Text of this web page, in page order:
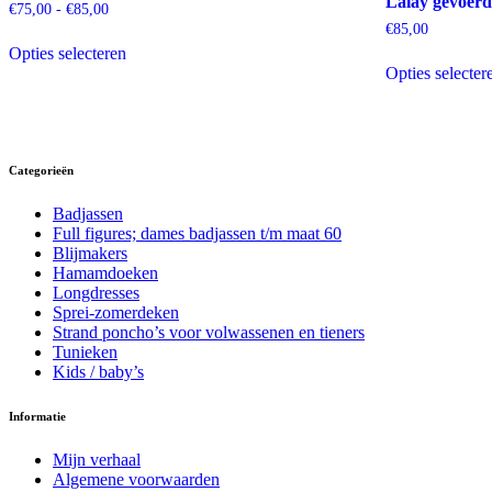
€75,00 - €85,00Prijsklasse:
€85,00
Opties selecterenproduct
op
de
productpagina
€85,00
Opties
Categorieën
Badjassen
Full figures; dames badjassen t/m maat 60
Blijmakers
Hamamdoeken
Longdresses
Sprei-zomerdeken
Strand poncho’s voor volwassenen en tieners
Tunieken
Kids / baby’s
Informatie
Mijn verhaal
Algemene voorwaarden